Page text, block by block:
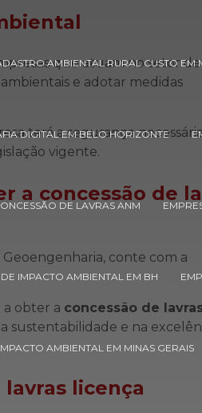
AMBIENTAL RURAL CUSTO EM
DIGITAL EM BELO HORIZONTE
DE LAVRAS ANM
IMPACTO AMBIENTAL EM BH
AMBIENTAL EM MINAS GERAIS
que atuam no setor de
e adotar medidas
terá a segurança
vigente.
a concessão de
conte com a
a obter a concessão de
sustentabilidade e na
lavras licença